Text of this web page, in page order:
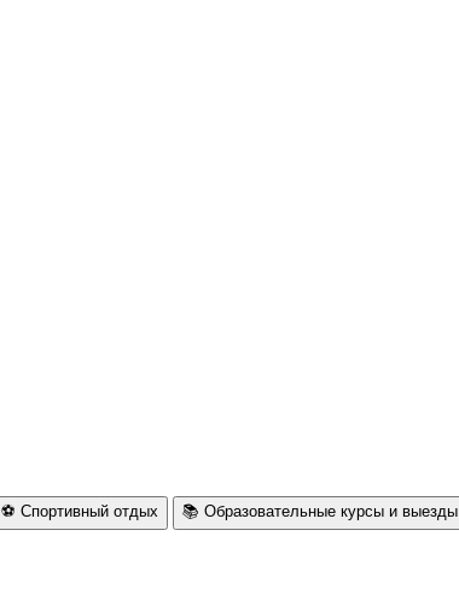
⚽ Спортивный отдых 📚 Образовательные курсы и выезды